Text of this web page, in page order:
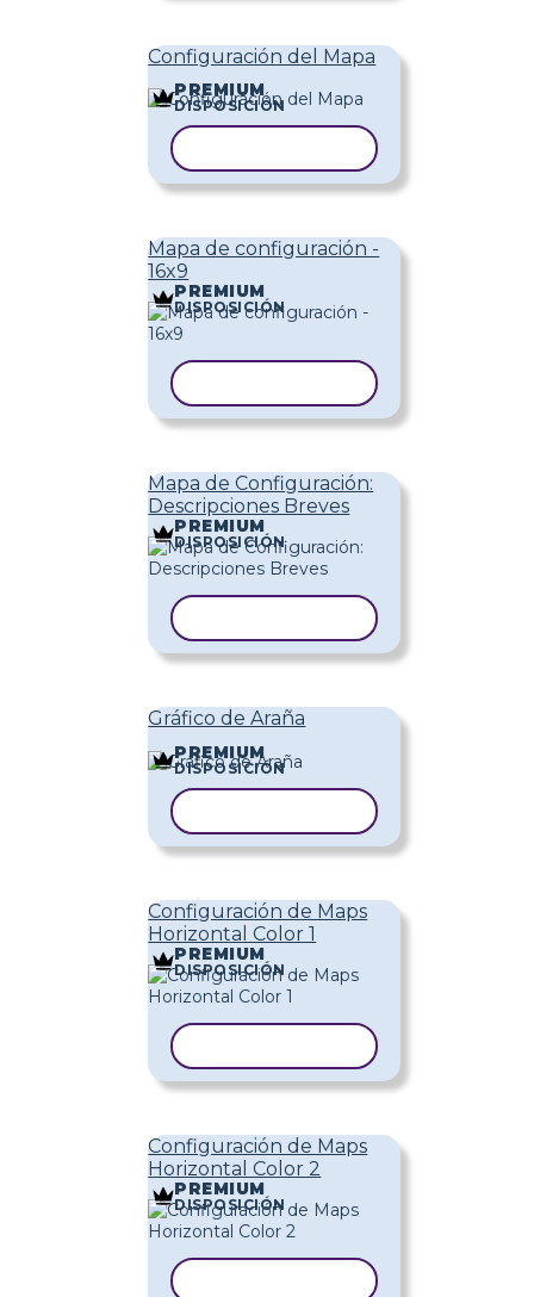
Configuración del Mapa
PREMIUM
DISPOSICIÓN
Mapa de configuración -
16x9
PREMIUM
DISPOSICIÓN
Mapa de Configuración:
Descripciones Breves
PREMIUM
DISPOSICIÓN
Gráfico de Araña
PREMIUM
DISPOSICIÓN
Configuración de Maps
Horizontal Color 1
PREMIUM
DISPOSICIÓN
Configuración de Maps
Horizontal Color 2
PREMIUM
DISPOSICIÓN